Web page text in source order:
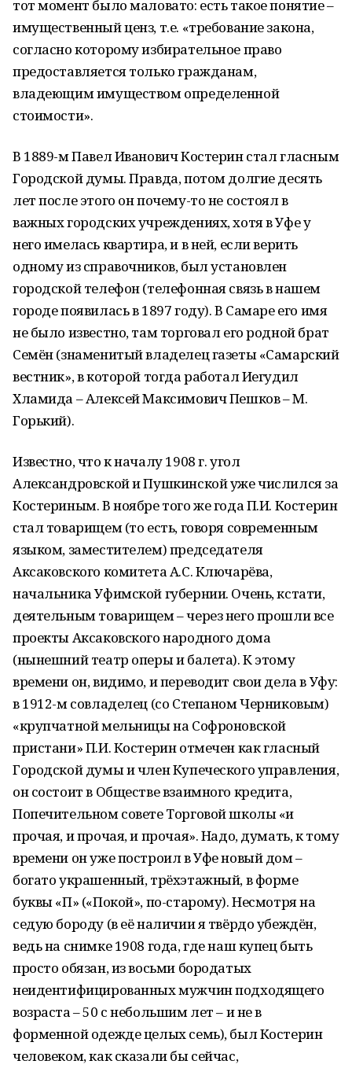
тот момент было маловато: есть такое понятие –
имущественный ценз, т.е. «требование закона,
согласно которому избирательное право
предоставляется только гражданам,
владеющим имуществом определенной
стоимости».
В 1889-м Павел Иванович Костерин стал гласным
Городской думы. Правда, потом долгие десять
лет после этого он почему-то не состоял в
важных городских учреждениях, хотя в Уфе у
него имелась квартира, и в ней, если верить
одному из справочников, был установлен
городской телефон (телефонная связь в нашем
городе появилась в 1897 году). В Самаре его имя
не было известно, там торговал его родной брат
Семён (знаменитый владелец газеты «Самарский
вестник», в которой тогда работал Иегудил
Хламида – Алексей Максимович Пешков – М.
Горький).
Известно, что к началу 1908 г. угол
Александровской и Пушкинской уже числился за
Костериным. В ноябре того же года П.И. Костерин
стал товарищем (то есть, говоря современным
языком, заместителем) председателя
Аксаковского комитета А.С. Ключарёва,
начальника Уфимской губернии. Очень, кстати,
деятельным товарищем – через него прошли все
проекты Аксаковского народного дома
(нынешний театр оперы и балета). К этому
времени он, видимо, и переводит свои дела в Уфу:
в 1912-м совладелец (со Степаном Черниковым)
«крупчатной мельницы на Софроновской
пристани» П.И. Костерин отмечен как гласный
Городской думы и член Купеческого управления,
он состоит в Обществе взаимного кредита,
Попечительном совете Торговой школы «и
прочая, и прочая, и прочая». Надо, думать, к тому
времени он уже построил в Уфе новый дом –
богато украшенный, трёхэтажный, в форме
буквы «П» («Покой», по-старому). Несмотря на
седую бороду (в её наличии я твёрдо убеждён,
ведь на снимке 1908 года, где наш купец быть
просто обязан, из восьми бородатых
неидентифицированных мужчин подходящего
возраста – 50 с небольшим лет – и не в
форменной одежде целых семь), был Костерин
человеком, как сказали бы сейчас,